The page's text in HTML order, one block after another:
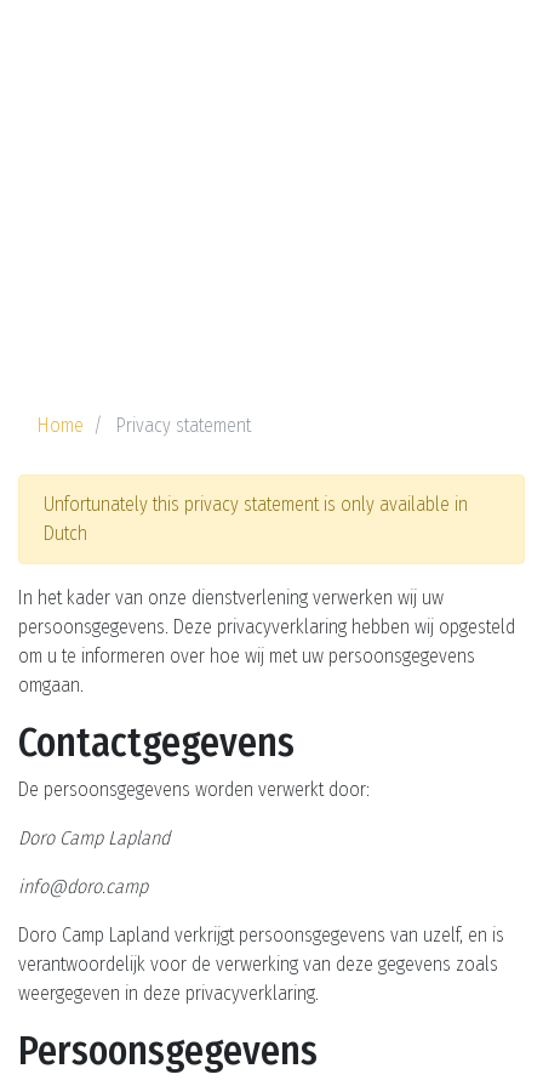
Home Privacy statement
Unfortunately this privacy statement is only available in
Dutch
In het kader van onze dienstverlening verwerken wij uw
persoonsgegevens. Deze privacyverklaring hebben wij opgesteld
om u te informeren over hoe wij met uw persoonsgegevens
omgaan.
Contactgegevens
De persoonsgegevens worden verwerkt door:
Doro Camp Lapland
info@doro.camp
Doro Camp Lapland verkrijgt persoonsgegevens van uzelf, en is
verantwoordelijk voor de verwerking van deze gegevens zoals
weergegeven in deze privacyverklaring.
Persoonsgegevens